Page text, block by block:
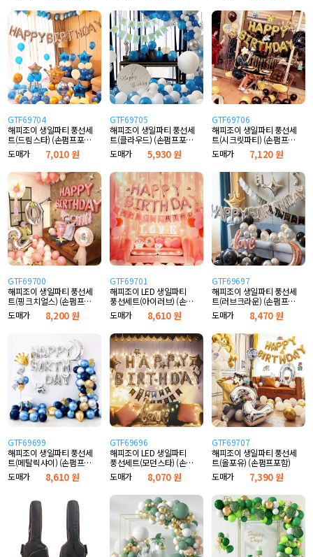
GTF69704
해피조이 생일파티 풍선세
트(드림스타) (손펌프포
함)
도매가 7,010 원
GTF69705
해피조이 생일파티 풍선세
트(클라우드) (손펌프포
함)
도매가 5,930 원
GTF69706
해피조이 생일파티 풍선세
트(시크릿파티) (손펌프포
함)
도매가 7,120 원
GTF69700
해피조이 생일파티 풍선세
트(핑크치얼스) (손펌프포
함)
도매가 8,200 원
GTF69701
해피조이 LED 생일파티
풍선세트(아이러브) (손펌
프포함)
도매가 8,610 원
GTF69697
해피조이 생일파티 풍선세
트(러브크라운) (손펌프포
함)
도매가 8,470 원
GTF69699
해피조이 생일파티 풍선세
트(메탈릭샤이) (손펌프포
함)
도매가 8,610 원
GTF69696
해피조이 LED 생일파티
풍선세트(모던스타) (손펌
프포함)
도매가 8,070 원
GTF69707
해피조이 생일파티 풍선세
트(올포유) (손펌프포함)
도매가
7,390 원